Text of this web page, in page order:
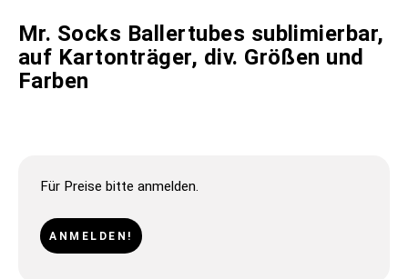
Mr. Socks Ballertubes sublimierbar,
auf Kartonträger, div. Größen und
Farben
Für Preise bitte anmelden.
ANMELDEN!